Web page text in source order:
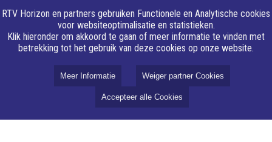
RTV Horizon en partners gebruiken Functionele en Analytische cookies
voor websiteoptimalisatie en statistieken.
Klik hieronder om akkoord te gaan of meer informatie te vinden met
betrekking tot het gebruik van deze cookies op onze website.
Meer Informatie Weiger partner Cookies
Accepteer alle Cookies